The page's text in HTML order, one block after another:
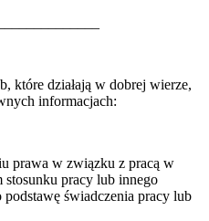
które działają w dobrej wierze,
informacjach:
prawa w związku z pracą w
stosunku pracy lub innego
świadczenia pracy lub